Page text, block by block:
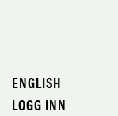
ENGLISH
LOGG INN